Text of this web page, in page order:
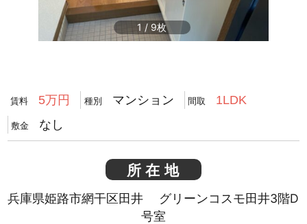
1 / 9
賃料 5万円 種別 マンション 間取 1LDK
敷金 なし
所在地
兵庫県姫路市網干区田井 グリーンコスモ田井3階D
号室